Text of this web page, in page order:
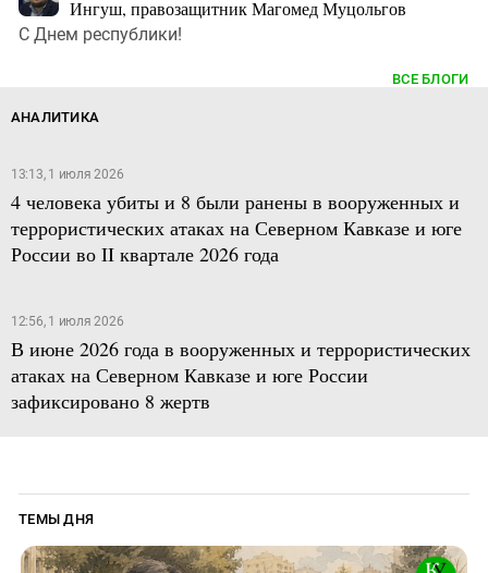
Ингуш, правозащитник Магомед Муцольгов
С Днем республики!
ВСЕ БЛОГИ
АНАЛИТИКА
13:13, 1 июля 2026
4 человека убиты и 8 были ранены в вооруженных и
террористических атаках на Северном Кавказе и юге
России во II квартале 2026 года
12:56, 1 июля 2026
В июне 2026 года в вооруженных и террористических
атаках на Северном Кавказе и юге России
зафиксировано 8 жертв
ТЕМЫ ДНЯ